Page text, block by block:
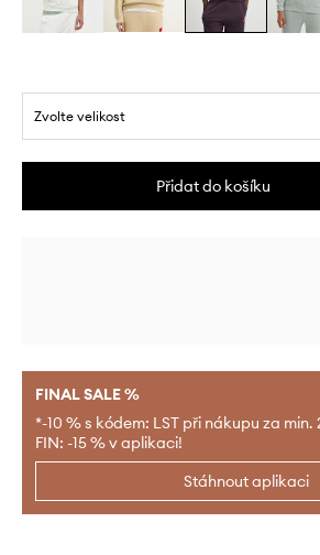
Zvolte velikost
Přidat do košíku
FINAL SALE %
*-10 % s kódem: LST při nákupu za min.
FIN: -15 % v aplikaci!
Stáhnout aplikaci